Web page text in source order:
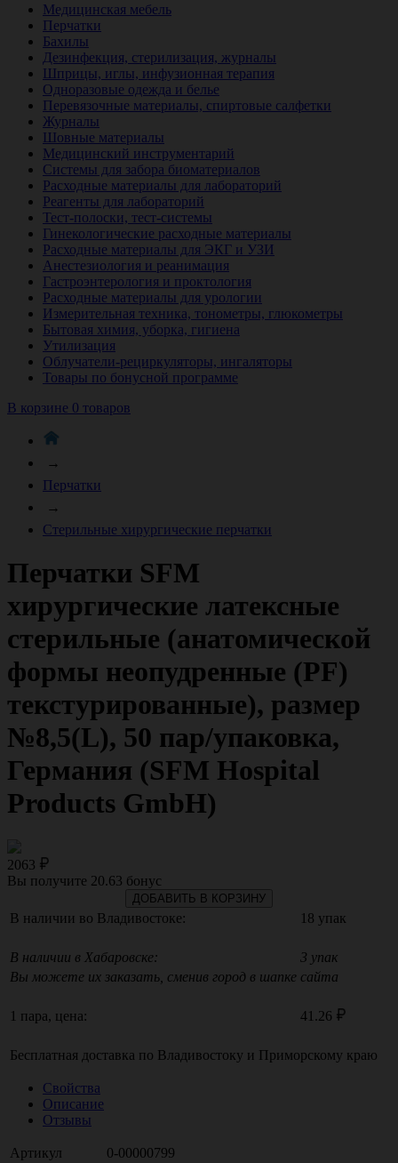
Медицинская мебель
Перчатки
Бахилы
Дезинфекция, стерилизация, журналы
Шприцы, иглы, инфузионная терапия
Одноразовые одежда и белье
Перевязочные материалы, спиртовые салфетки
Журналы
Шовные материалы
Медицинский инструментарий
Системы для забора биоматериалов
Расходные материалы для лабораторий
Реагенты для лабораторий
Тест-полоски, тест-системы
Гинекологические расходные материалы
Расходные материалы для ЭКГ и УЗИ
Анестезиология и реанимация
Гастроэнтерология и проктология
Расходные материалы для урологии
Измерительная техника, тонометры, глюкометры
Бытовая химия, уборка, гигиена
Утилизация
Облучатели-рециркуляторы, ингаляторы
Товары по бонусной программе
В корзине 0 товаров
→
Перчатки
→
Стерильные хирургические перчатки
Перчатки SFM
хирургические латексные
стерильные (анатомической
формы неопудренные (PF)
текстурированные), размер
№8,5(L), 50 пар/упаковка,
Германия (SFM Hospital
Products GmbH)
2063
Вы получите 20.63 бонус
ДОБАВИТЬ В КОРЗИНУ
В наличии во Владивостоке: 18 упак
В наличии в Хабаровске:
3 упак
Вы можете их заказать, сменив город в шапке сайта
1 пара, цена: 41.26
Бесплатная доставка по Владивостоку и Приморскому краю
Свойства
Описание
Отзывы
Артикул 0-00000799